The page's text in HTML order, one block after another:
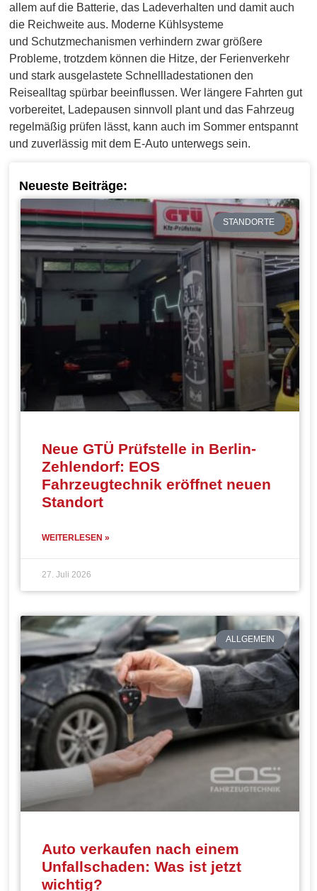
allem auf die Batterie, das Ladeverhalten und damit auch
die Reichweite aus. Moderne Kühlsysteme
und Schutzmechanismen verhindern zwar größere
Probleme, trotzdem können die Hitze, der Ferienverkehr
und stark ausgelastete Schnellladestationen den
Reisealltag spürbar beeinflussen. Wer längere Fahrten gut
vorbereitet, Ladepausen sinnvoll plant und das Fahrzeug
regelmäßig prüfen lässt, kann auch im Sommer entspannt
und zuverlässig mit dem E-Auto unterwegs sein.
Neueste Beiträge:
STANDORTE
Neue GTÜ Prüfstelle in Berlin-
Zehlendorf: EOS
Fahrzeugtechnik eröffnet neuen
Standort
WEITERLESEN »
27. Juli 2026
ALLGEMEIN
Auto verkaufen nach einem
Unfallschaden: Was ist jetzt
wichtig?